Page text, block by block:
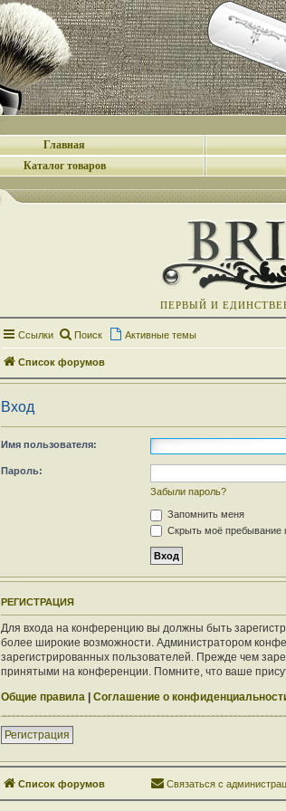
Главная
Каталог товаров
ПЕРВЫЙ И
Ссылки Поиск Активные темы
Список форумов
Вход
Имя пользователя:
Пароль:
Забыли пароль?
Запомнить меня
Скрыть моё пребывание
РЕГИСТРАЦИЯ
Для входа на конференцию вы должны быть
более широкие возможности. Администратором
зарегистрированных пользователей. Прежде чем
принятыми на конференции. Помните, что ваше
Общие правила | Соглашение о
Регистрация
Список форумов Связаться с